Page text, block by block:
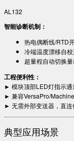
AL132
智能诊断机制：​
热电偶断线/RTD
冷端温度漂移自校
超量程自动切换
工程便利性：​
► 模块顶部LED灯指示通
► 兼容VersaPro/
► 无需外部变送器，直
典型应用场景